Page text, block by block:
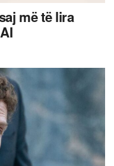
më të lira